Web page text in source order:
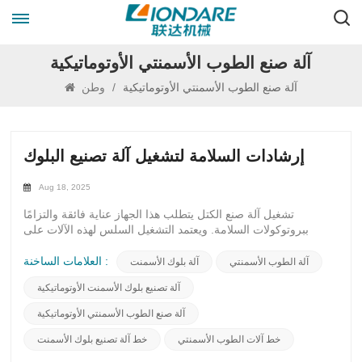
آلة صنع الطوب الأسمنتي الأوتوماتيكية
/ آلة صنع الطوب الأسمنتي الأوتوماتيكية
إرشادات السلامة لتشغيل آلة تصنيع البلوك
Aug 18, 2025
تشغيل آلة صنع الكتل يتطلب هذا الجهاز عناية فائقة والتزامًا
ببروتوكولات السلامة. ويعتمد التشغيل السلس لهذه الآلات على
الضروري اتباع الإرشادات التالية:1. قبل التشغيل، تأكد من صيانة
عن أي أضرار أو عيوب قد تُشكل خطرًا.2. ارتدِ معدات السلامة
المناسبة، بما في ذلك النظارات الواقية والقفازات والأحذية ذات
الأصابع الفولاذية، لحماية نفسك من الإصابات المحتملة.٣. تعرّف على
دليل تشغيل آلة تصنيع البلوك، وافهم وظائف كل وحدة تحكم ومفتاح.
العلامات الساخنة : آلة بلوك الأسمنت آلة الطوب الأسمنتي
آلة تصنيع بلوك الأسمنت الأوتوماتيكية
آلة صنع الطوب الأسمنتي الأوتوماتيكية
خط آلة تصنيع بلوك الأسمنت خط آلات الطوب الأسمنتي